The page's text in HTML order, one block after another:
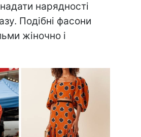
нарядності
Подібні фасони
жіночно і